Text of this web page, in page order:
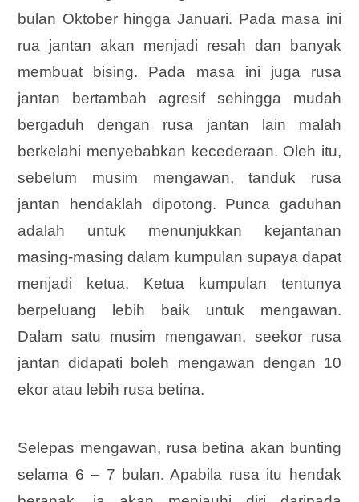
bulan Oktober hingga Januari. Pada masa ini
rua jantan akan menjadi resah dan banyak
membuat bising. Pada masa ini juga rusa
jantan bertambah agresif sehingga mudah
bergaduh dengan rusa jantan lain malah
berkelahi menyebabkan kecederaan. Oleh itu,
sebelum musim mengawan, tanduk rusa
jantan hendaklah dipotong. Punca gaduhan
adalah untuk menunjukkan kejantanan
masing-masing dalam kumpulan supaya dapat
menjadi ketua. Ketua kumpulan tentunya
berpeluang lebih baik untuk mengawan.
Dalam satu musim mengawan, seekor rusa
jantan didapati boleh mengawan dengan 10
ekor atau lebih rusa betina.
Selepas mengawan, rusa betina akan bunting
selama 6 – 7 bulan. Apabila rusa itu hendak